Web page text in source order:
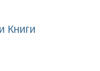
Книги